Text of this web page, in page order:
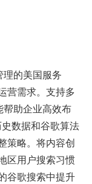
理的美国服务
营需求。支持多
帮助企业高效布
数据和谷歌算法
策略。将内容创
区用户搜索习惯
谷歌搜索中提升